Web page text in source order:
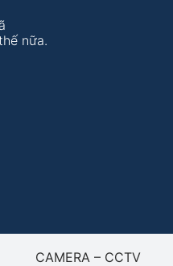
nữa.
CAMERA – CCTV